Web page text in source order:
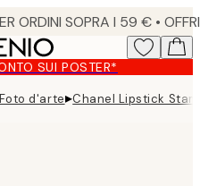
SUI POSTER*
Foto d'arte▸Chanel Lipstick